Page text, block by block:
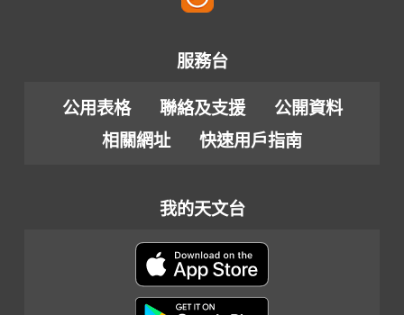
服務台
公用表格 聯絡及支援
公開資料
相關網址
快速用戶指南
我的天文台